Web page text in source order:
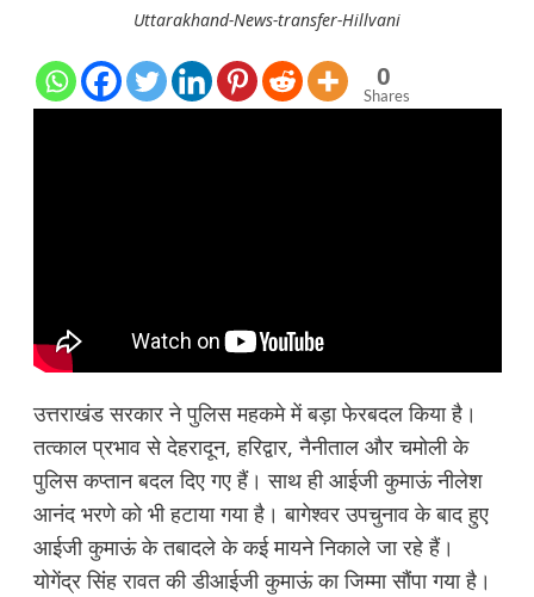
Uttarakhand-News-transfer-Hillvani
0
Shares
उत्तराखंड सरकार ने पुलिस महकमे में बड़ा फेरबदल किया है।
तत्काल प्रभाव से देहरादून, हरिद्वार, नैनीताल और चमोली के
पुलिस कप्तान बदल दिए गए हैं। साथ ही आईजी कुमाऊं नीलेश
आनंद भरणे को भी हटाया गया है। बागेश्वर उपचुनाव के बाद हुए
आईजी कुमाऊं के तबादले के कई मायने निकाले जा रहे हैं।
योगेंद्र सिंह रावत की डीआईजी कुमाऊं का जिम्मा सौंपा गया है।